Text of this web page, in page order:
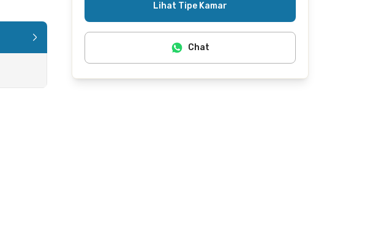
Lihat Tipe Kamar
Chat